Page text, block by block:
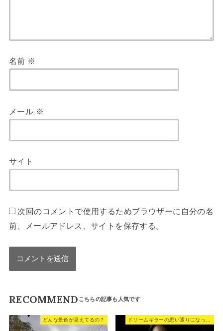
名前 ※
メール ※
サイト
次回のコメントで使用するためブラウザーに自分の名
前、メールアドレス、サイトを保存する。
RECOMMEND
どんな景色が見えてるの？